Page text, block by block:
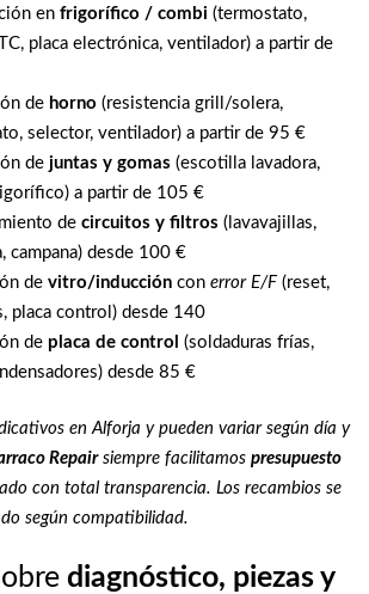
en frigorífico / combi (termostato,
placa electrónica, ventilador) a partir de
de horno (resistencia grill/solera,
selector, ventilador) a partir de 95 €
de juntas y gomas (escotilla lavadora,
a partir de 105 €
de circuitos y filtros (lavavajillas,
campana) desde 100 €
de vitro/induccióncon error E/F (reset,
placa control) desde 140
de placa de control (soldaduras frías,
desde 85 €
en Alforja y pueden variar según día y
Repairsiempre facilitamos presupuesto
con total transparencia. Los recambios se
según compatibilidad.
diagnóstico, piezas y